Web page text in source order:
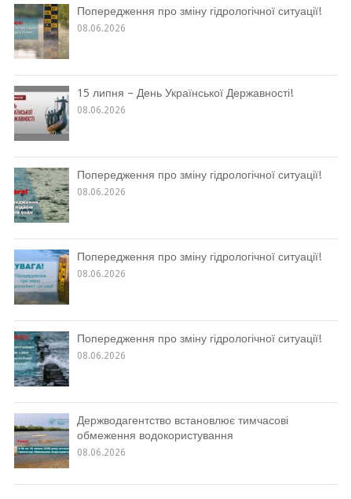
Попередження про зміну гідрологічної ситуації!
08.06.2026
15 липня – День Української Державності!
08.06.2026
Попередження про зміну гідрологічної ситуації!
08.06.2026
Попередження про зміну гідрологічної ситуації!
08.06.2026
Попередження про зміну гідрологічної ситуації!
08.06.2026
Держводагентство встановлює тимчасові
обмеження водокористування
08.06.2026